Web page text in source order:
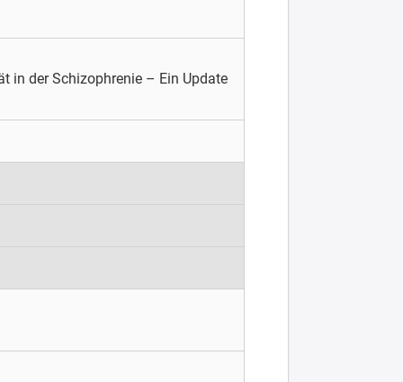
in der Schizophrenie – Ein Update